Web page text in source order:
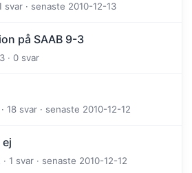
svar · senaste 2010-12-13
på SAAB 9-3
· 0 svar
18 svar · senaste 2010-12-12
1 svar · senaste 2010-12-12